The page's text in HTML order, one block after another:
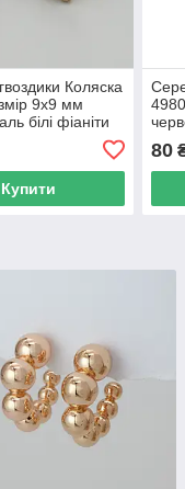
Коляска
9х9 мм
білі фіаніти
Купити
80